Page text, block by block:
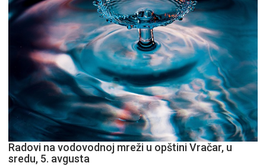
Radovi na vodovodnoj mreži u opštini Vračar, u
sredu, 5. avgusta